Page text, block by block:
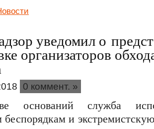
уведомил о
организаторов
0 коммент. »
оснований служба
и